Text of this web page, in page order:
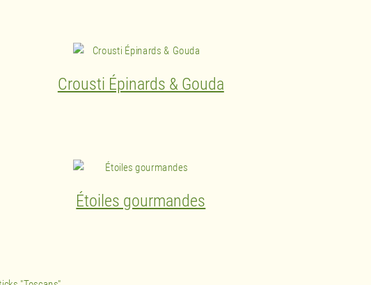
Crousti Épinards & Gouda
Étoiles gourmandes